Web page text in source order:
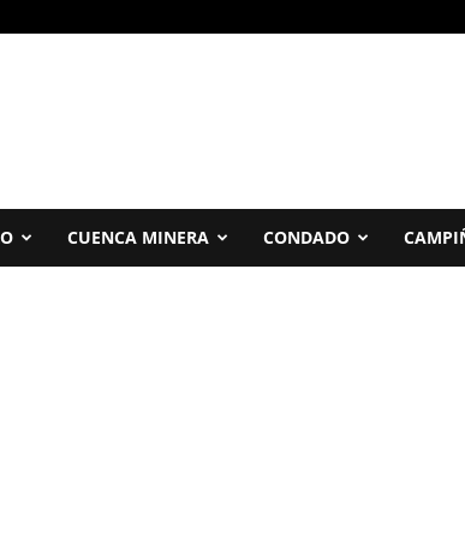
CUENCA MINERA CONDADO